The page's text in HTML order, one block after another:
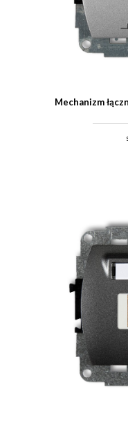
Mechanizm